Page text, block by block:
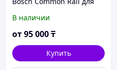
Dongfeng Truck Tractor
дизель
В наличии
от95 000₸
Купить